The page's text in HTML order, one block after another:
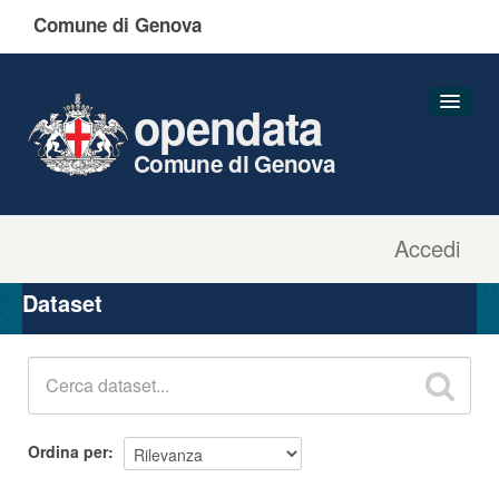
Comune di Genova
Accedi
opendata
Comune di Genova
Organizzazioni
Gruppi
Dataset
Ordina per